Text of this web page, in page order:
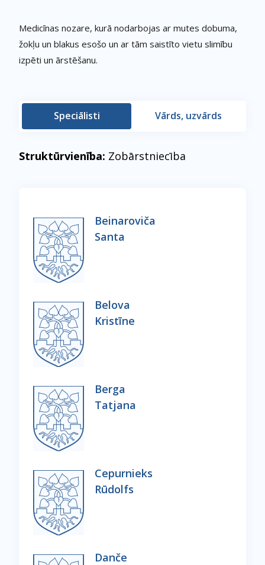
Medicīnas nozare, kurā nodarbojas ar mutes dobuma,
žokļu un blakus esošo un ar tām saistīto vietu slimību
izpēti un ārstēšanu.
Speciālisti Vārds, uzvārds
Struktūrvienība: Zobārstniecība
Beinaroviča
Santa
Belova
Kristīne
Berga
Tatjana
Cepurnieks
Rūdolfs
Danče